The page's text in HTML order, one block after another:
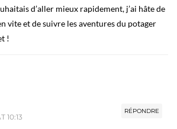
d’aller mieux rapidement, j’ai hâte de
vite et de suivre les aventures du potager
!
RÉPONDRE
10:13